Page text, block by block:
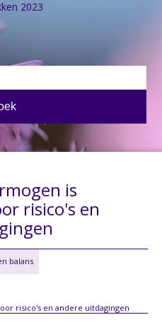
2023
is
risico's en
balans
risico's en andere uitdagingen